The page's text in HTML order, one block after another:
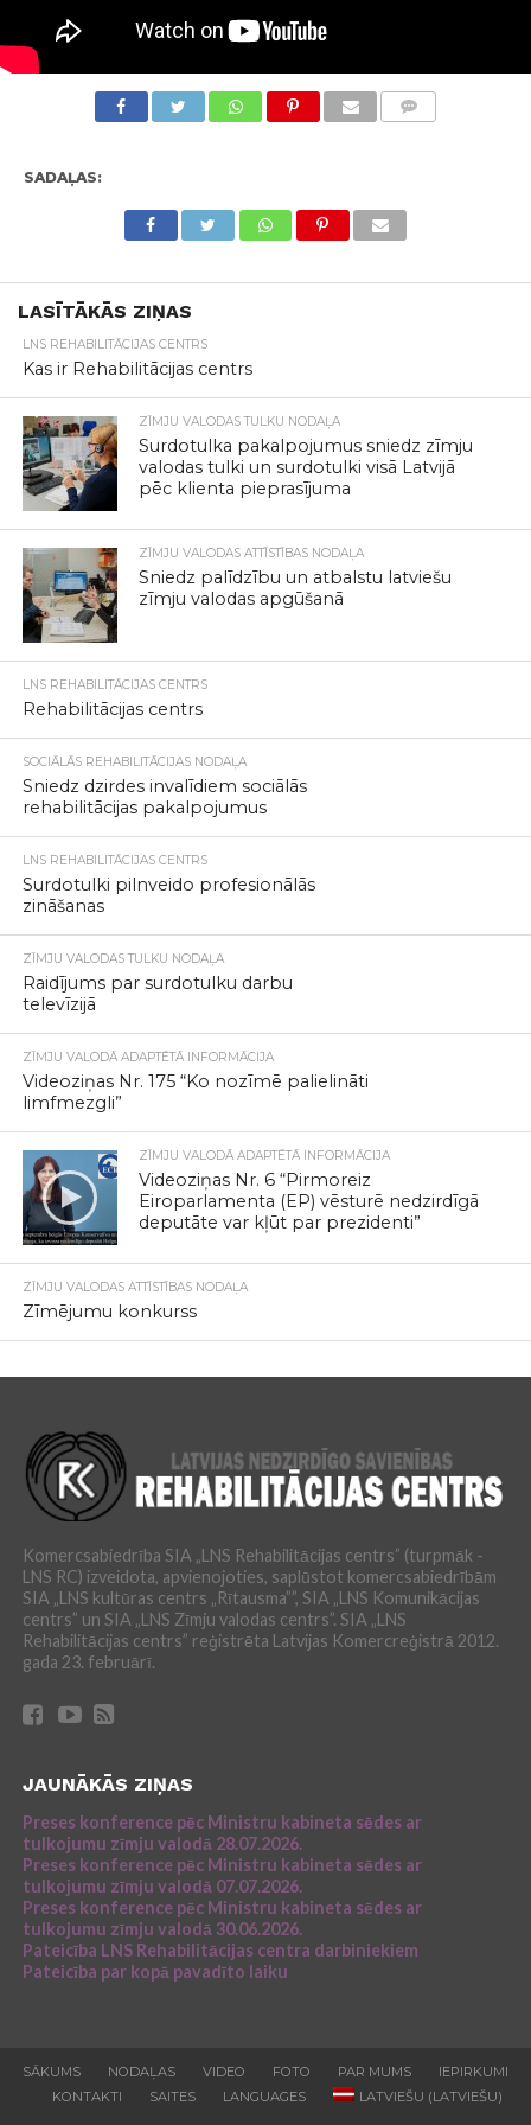
SADAĻAS:
LASĪTĀKĀS ZIŅAS
LNS REHABILITĀCIJAS CENTRS
Kas ir Rehabilitācijas centrs
ZĪMJU VALODAS TULKU NODAĻA
Surdotulka pakalpojumus sniedz zīmju
valodas tulki un surdotulki visā Latvijā
pēc klienta pieprasījuma
ZĪMJU VALODAS ATTĪSTĪBAS NODAĻA
Sniedz palīdzību un atbalstu latviešu
zīmju valodas apgūšanā
LNS REHABILITĀCIJAS CENTRS
Rehabilitācijas centrs
SOCIĀLĀS REHABILITĀCIJAS NODAĻA
Sniedz dzirdes invalīdiem sociālās
rehabilitācijas pakalpojumus
LNS REHABILITĀCIJAS CENTRS
Surdotulki pilnveido profesionālās
zināšanas
ZĪMJU VALODAS TULKU NODAĻA
Raidījums par surdotulku darbu
televīzijā
ZĪMJU VALODĀ ADAPTĒTĀ INFORMĀCIJA
Videoziņas Nr. 175 “Ko nozīmē palielināti
limfmezgli”
ZĪMJU VALODĀ ADAPTĒTĀ INFORMĀCIJA
Videoziņas Nr. 6 “Pirmoreiz
Eiroparlamenta (EP) vēsturē nedzirdīgā
deputāte var kļūt par prezidenti”
ZĪMJU VALODAS ATTĪSTĪBAS NODAĻA
Zīmējumu konkurss
Komercsabiedrība SIA „LNS Rehabilitācijas centrs” (turpmāk -
LNS RC) izveidota, apvienojoties, saplūstot komercsabiedrībām
SIA „LNS kultūras centrs „Rītausma””, SIA „LNS Komunikācijas
centrs” un SIA „LNS Zīmju valodas centrs”. SIA „LNS
Rehabilitācijas centrs” reģistrēta Latvijas Komercreģistrā 2012.
gada 23. februārī.
JAUNĀKĀS ZIŅAS
Preses konference pēc Ministru kabineta sēdes ar
tulkojumu zīmju valodā 28.07.2026.
Preses konference pēc Ministru kabineta sēdes ar
tulkojumu zīmju valodā 07.07.2026.
Preses konference pēc Ministru kabineta sēdes ar
tulkojumu zīmju valodā 30.06.2026.
Pateicība LNS Rehabilitācijas centra darbiniekiem
Pateicība par kopā pavadīto laiku
SĀKUMS NODAĻAS VIDEO FOTO PAR MUMS
IEPIRKUMI
KONTAKTI
SAITES LANGUAGES LATVIEŠU (LATVIEŠU)